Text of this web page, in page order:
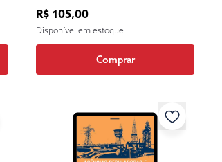
R$ 105,00
Disponível em estoque
Comprar